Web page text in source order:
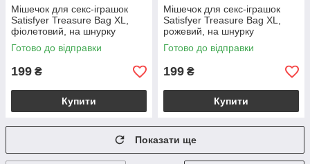
Мішечок для секс-іграшок
Satisfyer Treasure Bag XL,
фіолетовий, на шнурку
Готово до відправки
199 ₴
Купити
Мішечок для секс-іграшок
Satisfyer Treasure Bag XL,
рожевий, на шнурку
Готово до відправки
199 ₴
Купити
Показати ще